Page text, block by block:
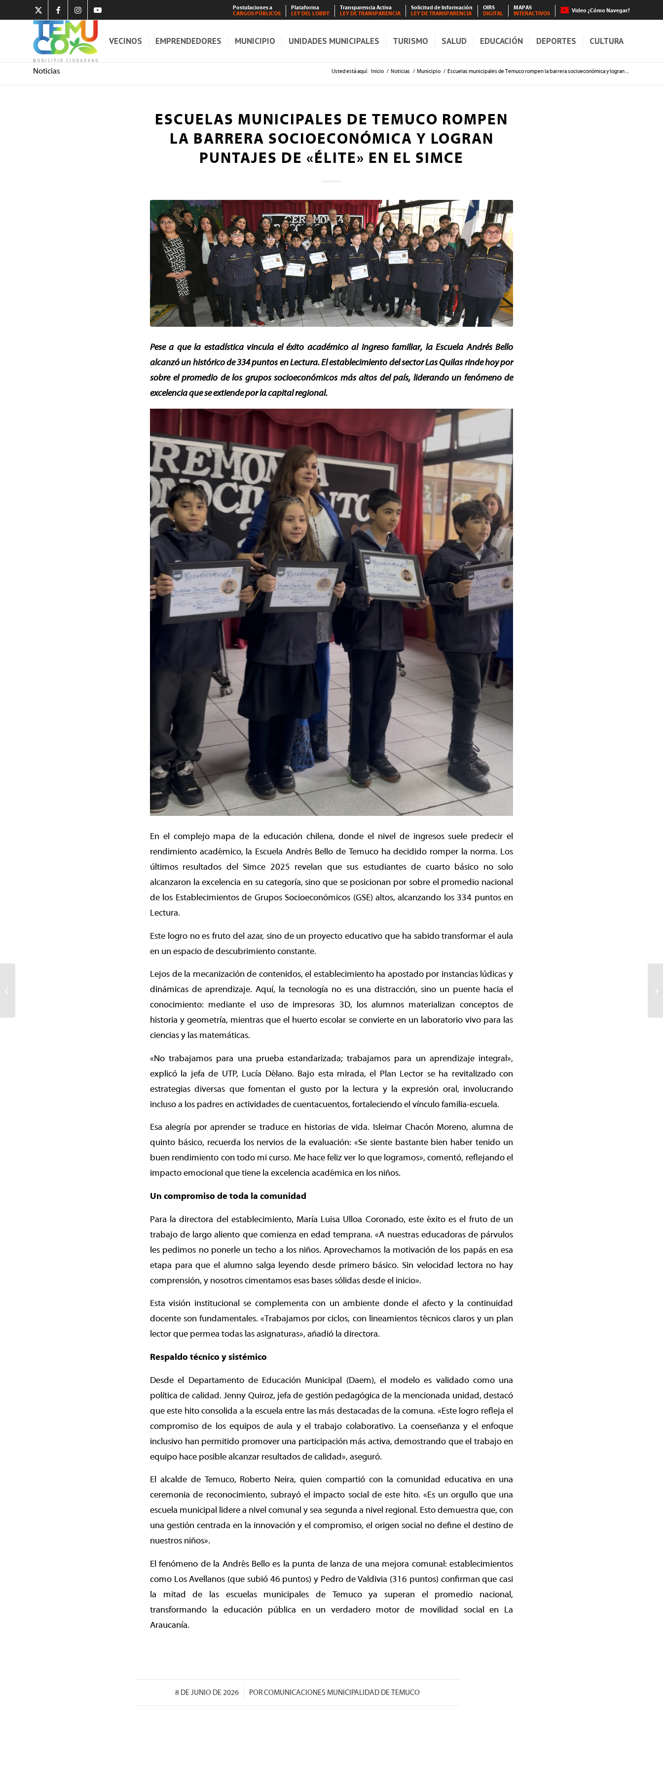
Postulaciones a
CARGOS PÚBLICOS
Plataforma
LEY DEL LOBBY
Transparencia Activa
LEY DE TRANSPARENCIA
Solicitud de Información
LEY DE TRANSPARENCIA
OIRS
DIGITAL
MAPAS
INTERACTIVOS
Video ¿Cómo Navegar?
VECINOS EMPRENDEDORES MUNICIPIO UNIDADES MUNICIPALES TURISMO SALUD EDUCACIÓN DEPORTES CULTURA
Noticias Usted está aquí: Inicio / Noticias / Municipio / Escuelas municipales de Temuco rompen la barrera socioeconómica y logran ...
ESCUELAS MUNICIPALES DE TEMUCO ROMPEN
LA BARRERA SOCIOECONÓMICA Y LOGRAN
PUNTAJES DE «ÉLITE» EN EL SIMCE
Pese a que la estadística vincula el éxito académico al ingreso familiar, la Escuela Andrés Bello
alcanzó un histórico de 334 puntos en Lectura. El establecimiento del sector Las Quilas rinde hoy por
sobre el promedio de los grupos socioeconómicos más altos del país, liderando un fenómeno de
excelencia que se extiende por la capital regional.
En el complejo mapa de la educación chilena, donde el nivel de ingresos suele predecir el
rendimiento académico, la Escuela Andrés Bello de Temuco ha decidido romper la norma. Los
últimos resultados del Simce 2025 revelan que sus estudiantes de cuarto básico no solo
alcanzaron la excelencia en su categoría, sino que se posicionan por sobre el promedio nacional
de los Establecimientos de Grupos Socioeconómicos (GSE) altos, alcanzando los 334 puntos en
Lectura.
Este logro no es fruto del azar, sino de un proyecto educativo que ha sabido transformar el aula
en un espacio de descubrimiento constante.
Lejos de la mecanización de contenidos, el establecimiento ha apostado por instancias lúdicas y
dinámicas de aprendizaje. Aquí, la tecnología no es una distracción, sino un puente hacia el
conocimiento: mediante el uso de impresoras 3D, los alumnos materializan conceptos de
historia y geometría, mientras que el huerto escolar se convierte en un laboratorio vivo para las
ciencias y las matemáticas.
«No trabajamos para una prueba estandarizada; trabajamos para un aprendizaje integral»,
explicó la jefa de UTP, Lucía Délano. Bajo esta mirada, el Plan Lector se ha revitalizado con
estrategias diversas que fomentan el gusto por la lectura y la expresión oral, involucrando
incluso a los padres en actividades de cuentacuentos, fortaleciendo el vínculo familia-escuela.
Esa alegría por aprender se traduce en historias de vida. Isleimar Chacón Moreno, alumna de
quinto básico, recuerda los nervios de la evaluación: «Se siente bastante bien haber tenido un
buen rendimiento con todo mi curso. Me hace feliz ver lo que logramos», comentó, reflejando el
impacto emocional que tiene la excelencia académica en los niños.
Un compromiso de toda la comunidad
Para la directora del establecimiento, María Luisa Ulloa Coronado, este éxito es el fruto de un
trabajo de largo aliento que comienza en edad temprana. «A nuestras educadoras de párvulos
les pedimos no ponerle un techo a los niños. Aprovechamos la motivación de los papás en esa
etapa para que el alumno salga leyendo desde primero básico. Sin velocidad lectora no hay
comprensión, y nosotros cimentamos esas bases sólidas desde el inicio».
Esta visión institucional se complementa con un ambiente donde el afecto y la continuidad
docente son fundamentales. «Trabajamos por ciclos, con lineamientos técnicos claros y un plan
lector que permea todas las asignaturas», añadió la directora.
Respaldo técnico y sistémico
Desde el Departamento de Educación Municipal (Daem), el modelo es validado como una
política de calidad. Jenny Quiroz, jefa de gestión pedagógica de la mencionada unidad, destacó
que este hito consolida a la escuela entre las más destacadas de la comuna. «Este logro refleja el
compromiso de los equipos de aula y el trabajo colaborativo. La coenseñanza y el enfoque
inclusivo han permitido promover una participación más activa, demostrando que el trabajo en
equipo hace posible alcanzar resultados de calidad», aseguró.
El alcalde de Temuco, Roberto Neira, quien compartió con la comunidad educativa en una
ceremonia de reconocimiento, subrayó el impacto social de este hito. «Es un orgullo que una
escuela municipal lidere a nivel comunal y sea segunda a nivel regional. Esto demuestra que, con
una gestión centrada en la innovación y el compromiso, el origen social no define el destino de
nuestros niños».
El fenómeno de la Andrés Bello es la punta de lanza de una mejora comunal: establecimientos
como Los Avellanos (que subió 46 puntos) y Pedro de Valdivia (316 puntos) confirman que casi
la mitad de las escuelas municipales de Temuco ya superan el promedio nacional,
transformando la educación pública en un verdadero motor de movilidad social en La
Araucanía.
8 DE JUNIO DE 2026
/ PORCOMUNICACIONES MUNICIPALIDAD DE TEMUCO